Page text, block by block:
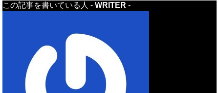
この記事を書いている人 - WRITER -